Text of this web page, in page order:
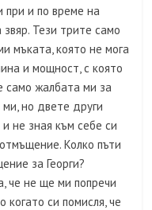
при и по време на
Тези трите само
мъката, която не мога
и мощност, с която
само жалбата ми за
ми, но двете други
не зная към себе си
Колко пъти
за Георги?
че не ще ми попречи
си помисля, че